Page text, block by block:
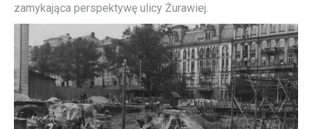
zamykająca perspektywę ulicy Żurawiej.